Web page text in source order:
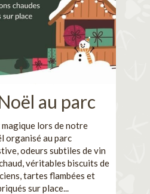
au parc
lors de notre
organisé au parc
odeurs subtiles de vin
véritables biscuits de
tartes flambées et
sur place...